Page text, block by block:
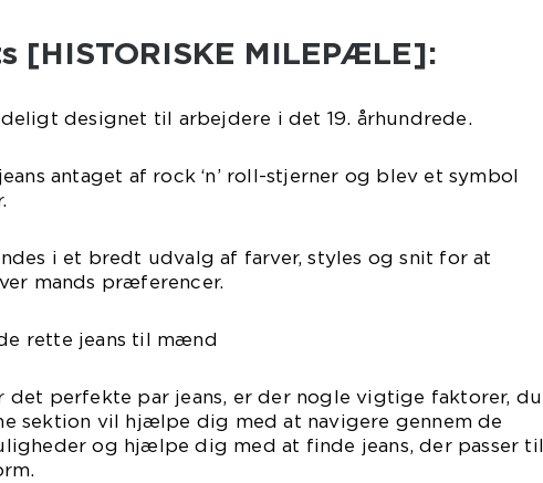
[HISTORISKE MILEPÆLE]:
designet til arbejdere i det 19. århundrede.
antaget af rock ‘n’ roll-stjerner og blev et symbol
i et bredt udvalg af farver, styles og snit for at
mands præferencer.
rette jeans til mænd
det perfekte par jeans, er der nogle vigtige faktorer, du
sektion vil hjælpe dig med at navigere gennem de
og hjælpe dig med at finde jeans, der passer til